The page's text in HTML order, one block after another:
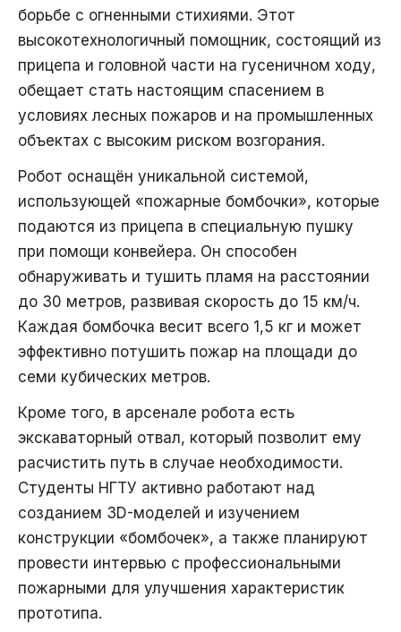
борьбе с огненными стихиями. Этот
высокотехнологичный помощник, состоящий из
прицепа и головной части на гусеничном ходу,
обещает стать настоящим спасением в
условиях лесных пожаров и на промышленных
объектах с высоким риском возгорания.
Робот оснащён уникальной системой,
использующей «пожарные бомбочки», которые
подаются из прицепа в специальную пушку
при помощи конвейера. Он способен
обнаруживать и тушить пламя на расстоянии
до 30 метров, развивая скорость до 15 км/ч.
Каждая бомбочка весит всего 1,5 кг и может
эффективно потушить пожар на площади до
семи кубических метров.
Кроме того, в арсенале робота есть
экскаваторный отвал, который позволит ему
расчистить путь в случае необходимости.
Студенты НГТУ активно работают над
созданием 3D-моделей и изучением
конструкции «бомбочек», а также планируют
провести интервью с профессиональными
пожарными для улучшения характеристик
прототипа.